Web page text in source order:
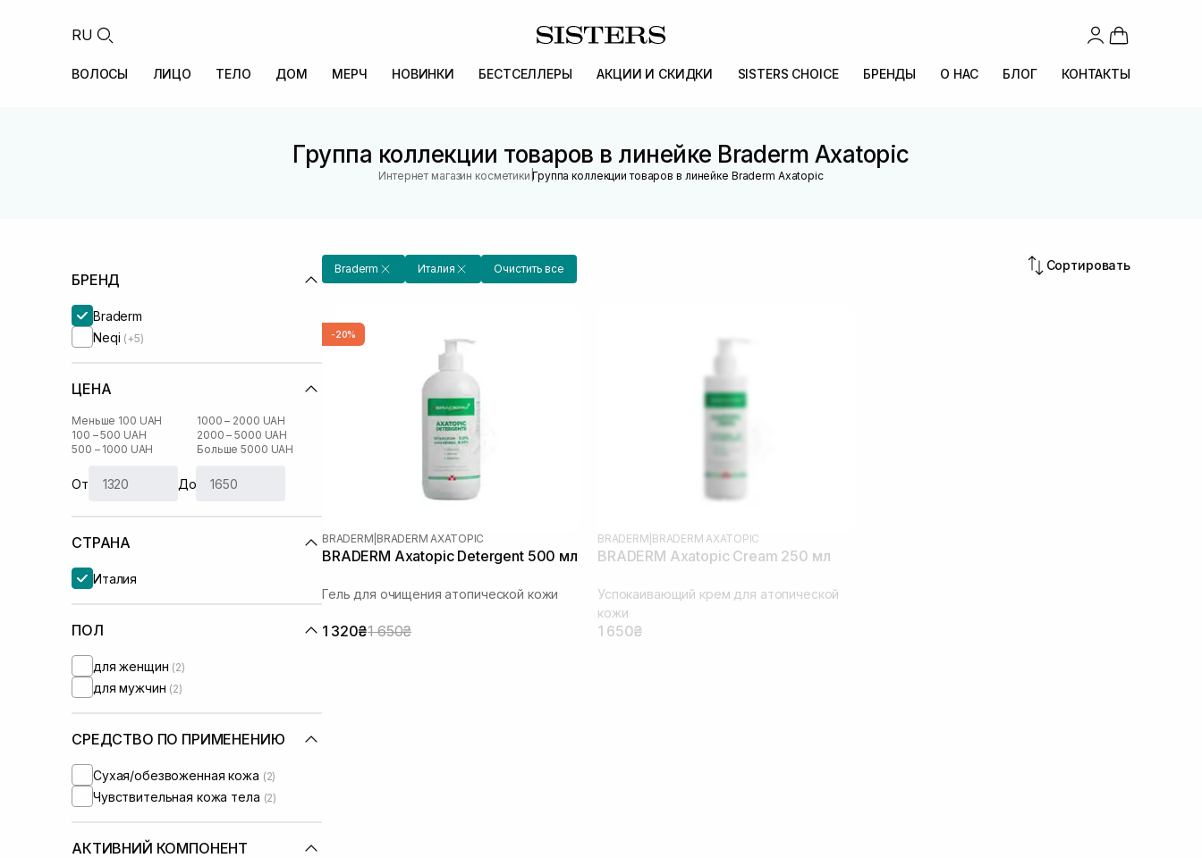
RU
ВОЛОСЫ ЛИЦО ТЕЛО ДОМ МЕРЧ НОВИНКИ БЕСТСЕЛЛЕРЫ АКЦИИ И СКИДКИ SISTERS CHOICE БРЕНДЫ О НАС БЛОГ КОНТАКТЫ
Группа коллекции товаров в линейке Braderm Axatopic
Интернет магазин косметики |Группа коллекции товаров в линейке Braderm Axatopic
БРЕНД
Braderm
Neqi (+5)
ЦЕНА
Меньше 100 UAH
100 – 500 UAH
500 – 1000 UAH
1000 – 2000 UAH
2000 – 5000 UAH
Больше 5000 UAH
От До
СТРАНА
Италия
ПОЛ
для женщин (2)
для мужчин (2)
СРЕДСТВО ПО ПРИМЕНЕНИЮ
Сухая/обезвоженная кожа (2)
Чувствительная кожа тела (2)
АКТИВНИЙ КОМПОНЕНТ
Braderm Италия Очистить все Сортировать
-20%
BRADERM BRADERM AXATOPIC
BRADERM Axatopic Detergent 500 мл
Гель для очищения атопической кожи
1 320₴1 650₴
BRADERM BRADERM AXATOPIC
BRADERM Axatopic Cream 250 мл
Успокаивающий крем для атопической
кожи
1 650₴